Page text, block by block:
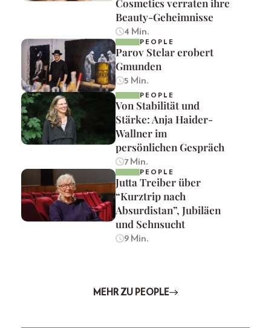
Cosmetics verraten ihre
Beauty-Geheimnisse
4 Min.
PEOPLE
Parov Stelar erobert
Gmunden
5 Min.
PEOPLE
Von Stabilität und
Stärke: Anja Haider-
Wallner im
persönlichen Gespräch
7 Min.
PEOPLE
Jutta Treiber über
“Kurztrip nach
Absurdistan”, Jubiläen
und Sehnsucht
9 Min.
MEHR ZU PEOPLE